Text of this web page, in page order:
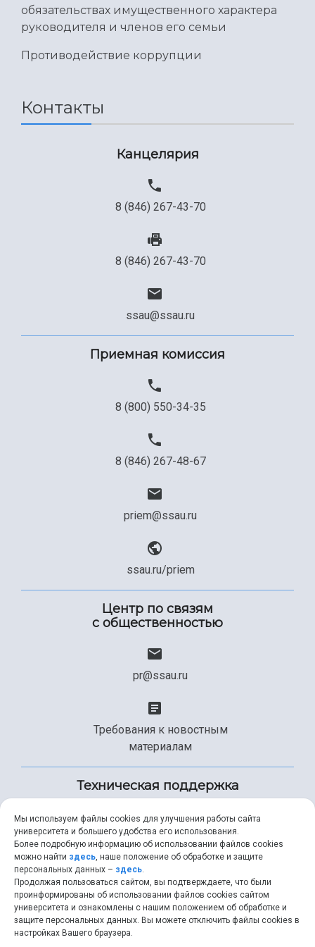
Международный межвузовский кампус
Сведения об образовательной организации
Официальные документы
обязательствах имущественного характера
руководителя и членов его семьи
Противодействие коррупции
Контакты
Канцелярия
8 (846) 267-43-70
8 (846) 267-43-70
ssau@ssau.ru
Приемная комиссия
8 (800) 550-34-35
8 (846) 267-48-67
priem@ssau.ru
ssau.ru/priem
Центр по связям
с общественностью
pr@ssau.ru
Требования к новостным
материалам
Техническая поддержка
+7 (846) 267-49-99
help@ssau.ru
Мы используем файлы cookies для улучшения работы сайта
университета и большего удобства его использования.
Более подробную информацию об использовании файлов cookies
можно найти здесь, наше положение об обработке и защите
персональных данных – здесь.
Продолжая пользоваться сайтом, вы подтверждаете, что были
проинформированы об использовании файлов cookies сайтом
университета и ознакомлены с нашим положением об обработке и
защите персональных данных. Вы можете отключить файлы cookies в
настройках Вашего браузера.